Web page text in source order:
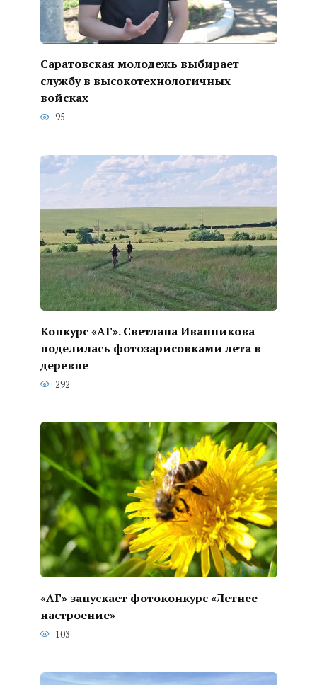
Саратовская молодежь выбирает
службу в высокотехнологичных
войсках
95
Конкурс «АГ». Светлана Иванникова
поделилась фотозарисовками лета в
деревне
292
«АГ» запускает фотоконкурс «Летнее
настроение»
103